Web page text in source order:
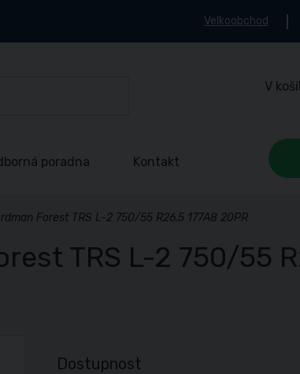
Velkoobchod
V
poradna Kontakt
Forest TRS L-2 750/55 R26.5 177A8 20PR
TRS L-2 750/55
Dostupnost